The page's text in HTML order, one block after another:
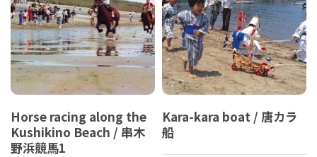
Horse racing along the
Kushikino Beach / 串木
野浜競馬1
Kara-kara boat / 唐カラ
船